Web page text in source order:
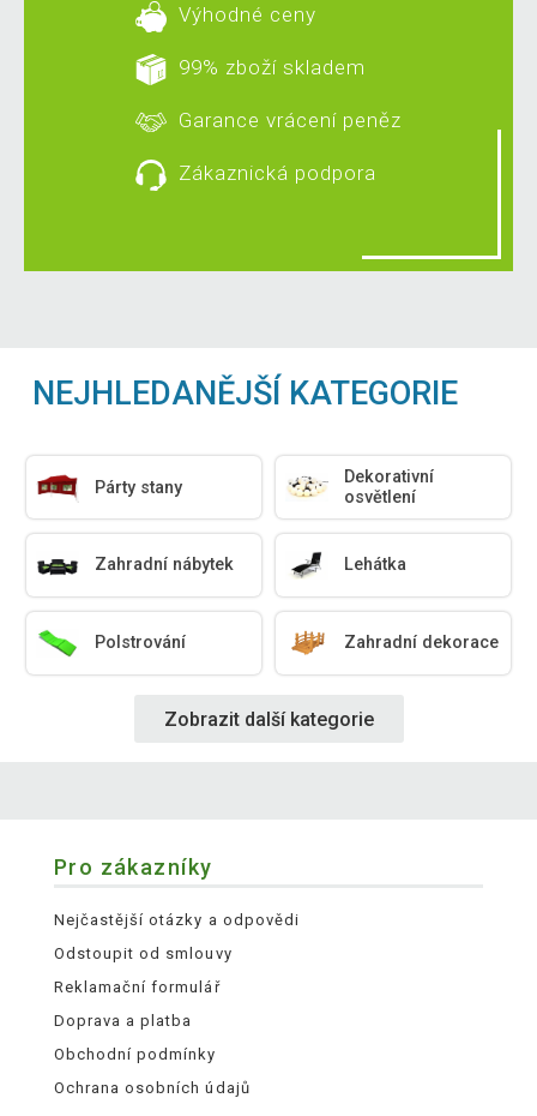
Výhodné ceny
99% zboží skladem
Garance vrácení peněz
Zákaznická podpora
NEJHLEDANĚJŠÍ KATEGORIE
Párty stany
Dekorativní
osvětlení
Zahradní nábytek Lehátka
Polstrování Zahradní dekorace
Zobrazit další kategorie
Pro zákazníky
Nejčastější otázky a odpovědi
Odstoupit od smlouvy
Reklamační formulář
Doprava a platba
Obchodní podmínky
Ochrana osobních údajů